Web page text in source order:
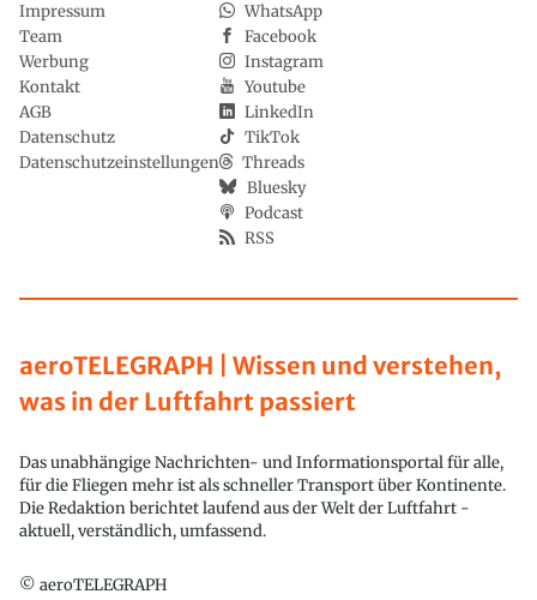
aeroTELEGRAPH | Wissen und verstehen,
was in der Luftfahrt passiert
Das unabhängige Nachrichten- und Informationsportal für alle,
für die Fliegen mehr ist als schneller Transport über Kontinente.
Die Redaktion berichtet laufend aus der Welt der Luftfahrt -
aktuell, verständlich, umfassend.
© aeroTELEGRAPH
Impressum
Team
Werbung
Kontakt
AGB
Datenschutz
Datenschutzeinstellungen
WhatsApp
Facebook
Instagram
Youtube
LinkedIn
TikTok
Threads
Bluesky
Podcast
RSS